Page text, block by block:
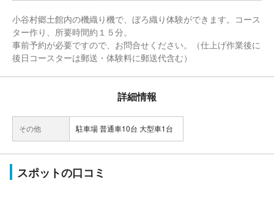
小谷村郷土館内の機織り機で、ぼろ織り体験ができます。コース
ター作り、所要時間約１５分。
事前予約が必要ですので、お問合せください。（仕上げ作業後に
後日コースターは郵送・体験料に郵送代含む）
詳細情報
その他 駐車場 普通車10台 大型車1台
スポットの口コミ